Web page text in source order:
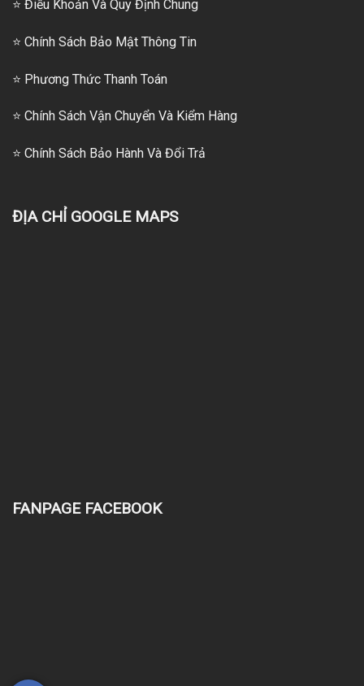
⭐ Điều Khoản Và Quy Định Chung
⭐ Chính Sách Bảo Mật Thông Tin
⭐ Phương Thức Thanh Toán
⭐ Chính Sách Vận Chuyển Và Kiểm Hàng
⭐ Chính Sách Bảo Hành Và Đổi Trả
ĐỊA CHỈ GOOGLE MAPS
FANPAGE FACEBOOK